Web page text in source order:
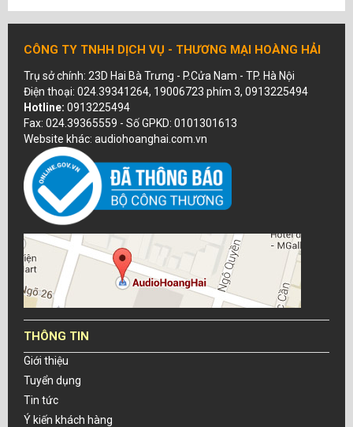
CÔNG TY TNHH DỊCH VỤ - THƯƠNG MẠI HOÀNG HẢI
Trụ sở chính: 23D Hai Bà Trưng - P.Cửa Nam - TP. Hà Nội
Điện thoại: 024.39341264, 19006723 phím 3, 0913225494
Hotline: 0913225494
Fax: 024.39365559 - Số GPKD: 0101301613
Website khác: audiohoanghai.com.vn
THÔNG TIN
Giới thiệu
Tuyển dụng
Tin tức
Ý kiến khách hàng